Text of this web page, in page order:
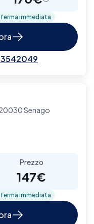
immediata
3542049
Senago
Prezzo
147€
immediata